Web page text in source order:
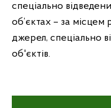
спеціально
об’єктах – за
джерел, спеціально
об'єктів.